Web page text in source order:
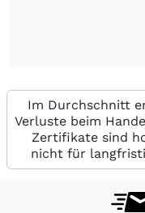
Im Durchschnitt
Verluste beim
Zertifikate sind
nicht für